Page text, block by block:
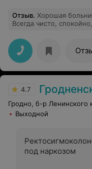
эндоскопии)
Отзыв. Хорошая
Всегда чисто,
4.7 Гродненская
Гродно, б-р Ленинского
Выходной
под наркозом